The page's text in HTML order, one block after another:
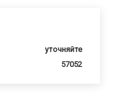
уточняйте
57052